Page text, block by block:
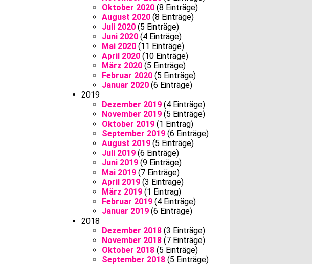
Oktober 2020(8 Einträge)
August 2020(8 Einträge)
Juli 2020(5 Einträge)
Juni 2020(4 Einträge)
Mai 2020(11 Einträge)
April 2020(10 Einträge)
März 2020(5 Einträge)
Februar 2020(5 Einträge)
Januar 2020(6 Einträge)
2019
Dezember 2019(4 Einträge)
November 2019(5 Einträge)
Oktober 2019(1 Eintrag)
September 2019(6 Einträge)
August 2019(5 Einträge)
Juli 2019(6 Einträge)
Juni 2019(9 Einträge)
Mai 2019(7 Einträge)
April 2019(3 Einträge)
März 2019(1 Eintrag)
Februar 2019(4 Einträge)
Januar 2019(6 Einträge)
2018
Dezember 2018(3 Einträge)
November 2018(7 Einträge)
Oktober 2018(5 Einträge)
September 2018(5 Einträge)